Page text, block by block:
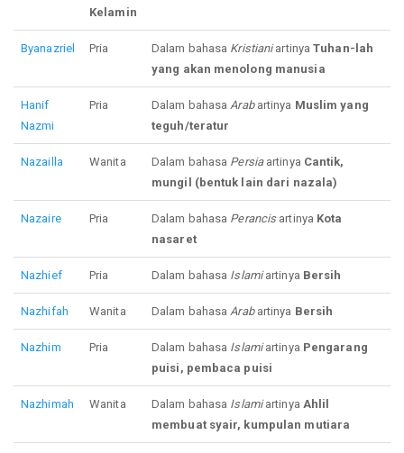
Kelamin
Byanazriel Pria Dalam bahasa KristianiartinyaTuhan-lah
yang akan menolong manusia
Hanif
Nazmi
Pria Dalam bahasaArabartinya Muslim yang
teguh/teratur
Nazailla Wanita Dalam bahasa Persiaartinya Cantik,
mungil (bentuk lain dari nazala)
Nazaire Pria Dalam bahasa Perancisartinya Kota
nasaret
Nazhief Pria Dalam bahasa Islamiartinya Bersih
Nazhifah Wanita Dalam bahasaArabartinya Bersih
Nazhim Pria Dalam bahasa Islamiartinya Pengarang
puisi, pembaca puisi
Nazhimah Wanita Dalam bahasa Islamiartinya Ahlil
membuat syair, kumpulan mutiara